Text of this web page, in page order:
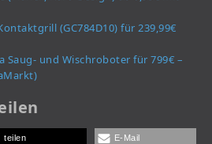
(GC784D10) für 239,99€
Saug- und Wischroboter für 799€ –
teilen E-Mail